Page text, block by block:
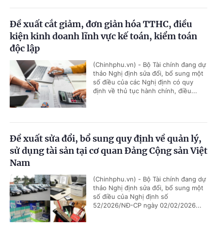
Đề xuất cắt giảm, đơn giản hóa TTHC, điều
kiện kinh doanh lĩnh vực kế toán, kiểm toán
độc lập
(Chinhphu.vn) - Bộ Tài chính đang dự
thảo Nghị định sửa đổi, bổ sung một
số điều của các Nghị định có quy
định về thủ tục hành chính, điều...
Đề xuất sửa đổi, bổ sung quy định về quản lý,
sử dụng tài sản tại cơ quan Đảng Cộng sản Việt
Nam
(Chinhphu.vn) - Bộ Tài chính đang dự
thảo Nghị định sửa đổi, bổ sung một
số điều của Nghị định số
52/2026/NĐ-CP ngày 02/02/2026...